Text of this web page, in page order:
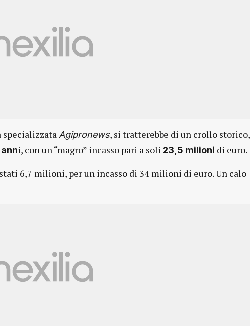
specializzataAgipronews, si tratterebbe di un crollo storico,
i, con un “magro” incasso pari a soli 23,5 milioni di euro.
6,7 milioni, per un incasso di 34 milioni di euro. Un calo